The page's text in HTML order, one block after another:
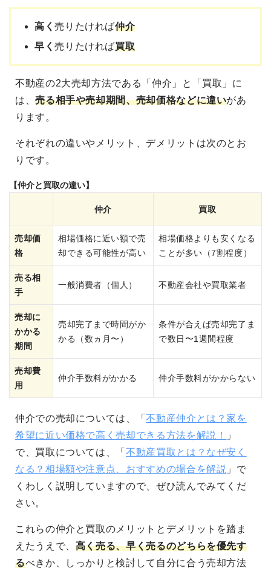
高く売りたければ仲介
早く売りたければ買取
不動産の2大売却方法である「仲介」と「買取」に
は、売る相手や売却期間、売却価格などに違いがあ
ります。
それぞれの違いやメリット、デメリットは次のとお
りです。
【仲介と買取の違い】
仲介 買取
売却価
格
相場価格に近い額で売
却できる可能性が高い
相場価格よりも安くなる
ことが多い（7割程度）
売る相
手
一般消費者（個人） 不動産会社や買取業者
売却に
かかる
期間
売却完了まで時間がか
かる（数ヵ月〜）
条件が合えば売却完了ま
で数日〜1週間程度
売却費
用
仲介手数料がかかる 仲介手数料がかからない
仲介での売却については、「不動産仲介とは？家を
希望に近い価格で高く売却できる方法を解説！
」
で、買取については、「不動産買取とは？なぜ安く
なる？相場額や注意点、おすすめの場合を解説 」で
くわしく説明していますので、ぜひ読んでみてくだ
さい。
これらの仲介と買取のメリットとデメリットを踏ま
えたうえで、 高く売る、早く売るのどちらを優先す
るべきか、しっかりと検討して自分に合う売却方法